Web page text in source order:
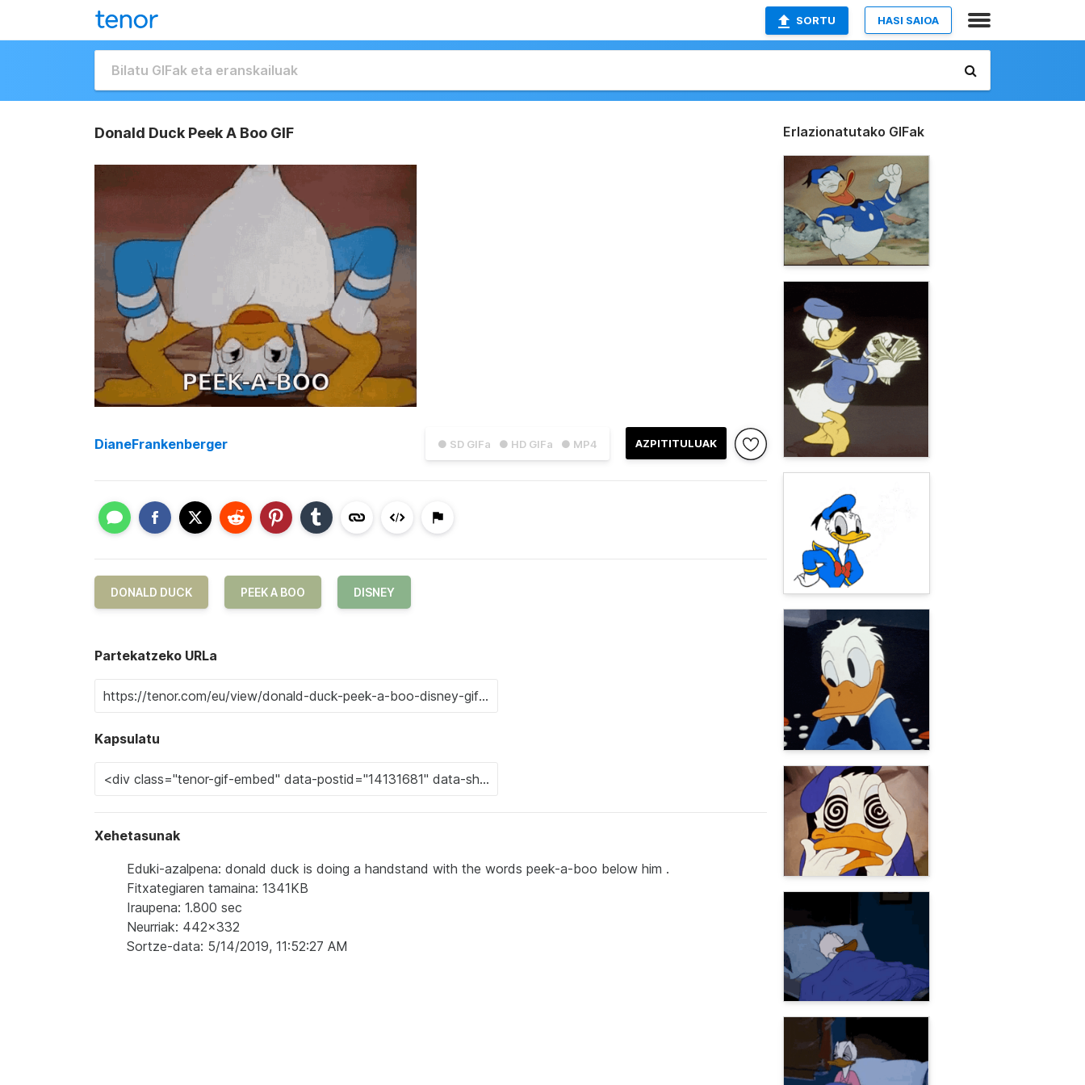
SORTU HASI SAIOA
Donald Duck Peek A Boo GIF
● SD GIFa ● HD GIFa ● MP4 AZPITITULUAK
DianeFrankenberger
DONALD DUCK PEEK A BOO DISNEY
Partekatzeko URLa
Kapsulatu
Xehetasunak
Eduki-azalpena: donald duck is doing a handstand with the words peek-a-boo below him .
Fitxategiaren tamaina: 1341KB
Iraupena: 1.800 sec
Neurriak: 442x332
Sortze-data: 5/14/2019, 11:52:27 AM
Erlazionatutako GIFak